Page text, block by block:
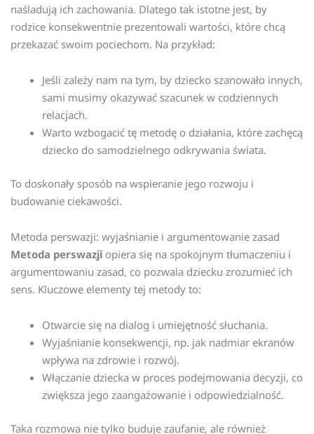
naśladują ich zachowania. Dlatego tak istotne jest, by
rodzice konsekwentnie prezentowali wartości, które chcą
przekazać swoim pociechom. Na przykład:
Jeśli zależy nam na tym, by dziecko szanowało innych,
sami musimy okazywać szacunek w codziennych
relacjach.
Warto wzbogacić tę metodę o działania, które zachęcą
dziecko do samodzielnego odkrywania świata.
To doskonały sposób na wspieranie jego rozwoju i
budowanie ciekawości.
Metoda perswazji: wyjaśnianie i argumentowanie zasad
Metoda perswazji opiera się na spokojnym tłumaczeniu i
argumentowaniu zasad, co pozwala dziecku zrozumieć ich
sens. Kluczowe elementy tej metody to:
Otwarcie się na dialog i umiejętność słuchania.
Wyjaśnianie konsekwencji, np. jak nadmiar ekranów
wpływa na zdrowie i rozwój.
Włączanie dziecka w proces podejmowania decyzji, co
zwiększa jego zaangażowanie i odpowiedzialność.
Taka rozmowa nie tylko buduje zaufanie, ale również